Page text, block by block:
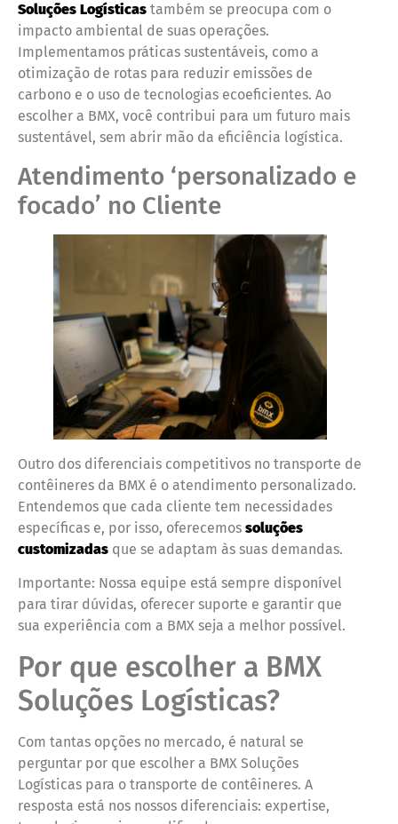
Soluções Logísticas também se preocupa com o
impacto ambiental de suas operações.
Implementamos práticas sustentáveis, como a
otimização de rotas para reduzir emissões de
carbono e o uso de tecnologias ecoeficientes. Ao
escolher a BMX, você contribui para um futuro mais
sustentável, sem abrir mão da eficiência logística.
Atendimento ‘personalizado e
focado’ no Cliente
Outro dos diferenciais competitivos no transporte de
contêineres da BMX é o atendimento personalizado.
Entendemos que cada cliente tem necessidades
específicas e, por isso, oferecemos soluções
customizadas que se adaptam às suas demandas.
Importante: Nossa equipe está sempre disponível
para tirar dúvidas, oferecer suporte e garantir que
sua experiência com a BMX seja a melhor possível.
Por que escolher a BMX
Soluções Logísticas?
Com tantas opções no mercado, é natural se
perguntar por que escolher a BMX Soluções
Logísticas para o transporte de contêineres. A
resposta está nos nossos diferenciais: expertise,